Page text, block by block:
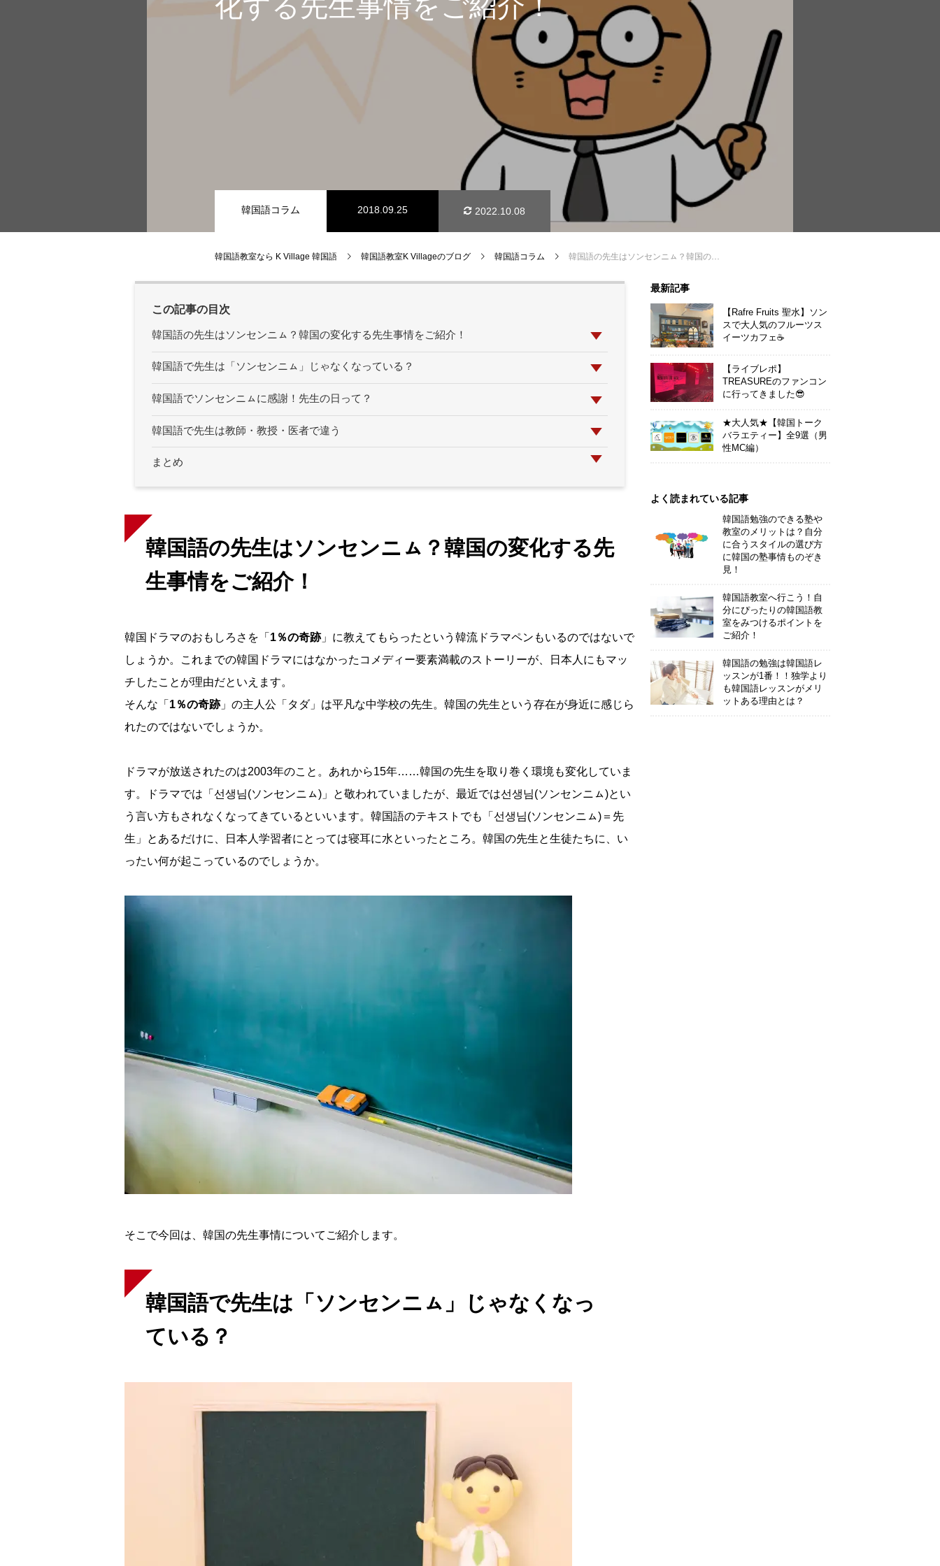
ご入校までの流れ
スケジュール
無料体験レッスン
韓国語お役立ちコラム
化する先生事情をご紹介！
韓国語コラム 2018.09.25 2022.10.08
韓国語教室なら K Village 韓国語 韓国語教室K Villageのブログ 韓国語コラム 韓国語の先生はソンセンニㇺ？韓国の変化する先生事情をご紹介！
この記事の目次
韓国語の先生はソンセンニㇺ？韓国の変化する先生事情をご紹介！
韓国語で先生は「ソンセンニㇺ」じゃなくなっている？
韓国語でソンセンニㇺに感謝！先生の日って？
韓国語で先生は教師・教授・医者で違う
まとめ
韓国語の先生はソンセンニㇺ？韓国の変化する先
生事情をご紹介！
韓国ドラマのおもしろさを「 1％の奇跡」に教えてもらったという韓流ドラマペンもいるのではないで
しょうか。これまでの韓国ドラマにはなかったコメディー要素満載のストーリーが、日本人にもマッ
チしたことが理由だといえます。
そんな「 1％の奇跡」の主人公「タダ」は平凡な中学校の先生。韓国の先生という存在が身近に感じら
れたのではないでしょうか。
ドラマが放送されたのは2003年のこと。あれから15年……韓国の先生を取り巻く環境も変化していま
す。ドラマでは「선생님(ソンセンニㇺ)」と敬われていましたが、最近では선생님(ソンセンニㇺ)とい
う言い方もされなくなってきているといいます。韓国語のテキストでも「선생님(ソンセンニㇺ)＝先
生」とあるだけに、日本人学習者にとっては寝耳に水といったところ。韓国の先生と生徒たちに、い
ったい何が起こっているのでしょうか。
そこで今回は、韓国の先生事情についてご紹介します。
韓国語で先生は「ソンセンニㇺ」じゃなくなっ
ている？
最新記事
【Rafre Fruits 聖水】ソン
スで大人気のフルーツス
イーツカフェ☕
【ライブレポ】
TREASUREのファンコン
に行ってきました😎
★大人気★【韓国トーク
バラエティー】全9選（男
性MC編）
よく読まれている記事
韓国語勉強のできる塾や
教室のメリットは？自分
に合うスタイルの選び方
に韓国の塾事情ものぞき
見！
韓国語教室へ行こう！自
分にぴったりの韓国語教
室をみつけるポイントを
ご紹介！
韓国語の勉強は韓国語レ
ッスンが1番！！独学より
も韓国語レッスンがメリ
ットある理由とは？